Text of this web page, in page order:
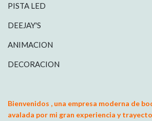
PISTA LED
DEEJAY'S
ANIMACION
DECORACION
Bienvenidos , una empresa moderna de
avalada por mi gran experiencia y